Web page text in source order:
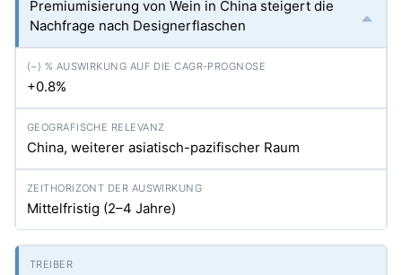
Premiumisierung von Wein in China steigert die
Nachfrage nach Designerflaschen
+0.8%
China, weiterer asiatisch-pazifischer Raum
Mittelfristig (2–4 Jahre)